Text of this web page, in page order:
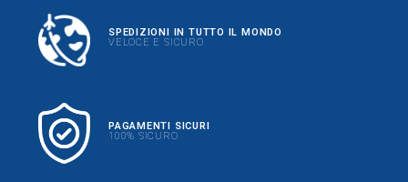
SPEDIZIONI IN TUTTO IL MONDO
VELOCE E SICURO
PAGAMENTI SICURI
100% SICURO